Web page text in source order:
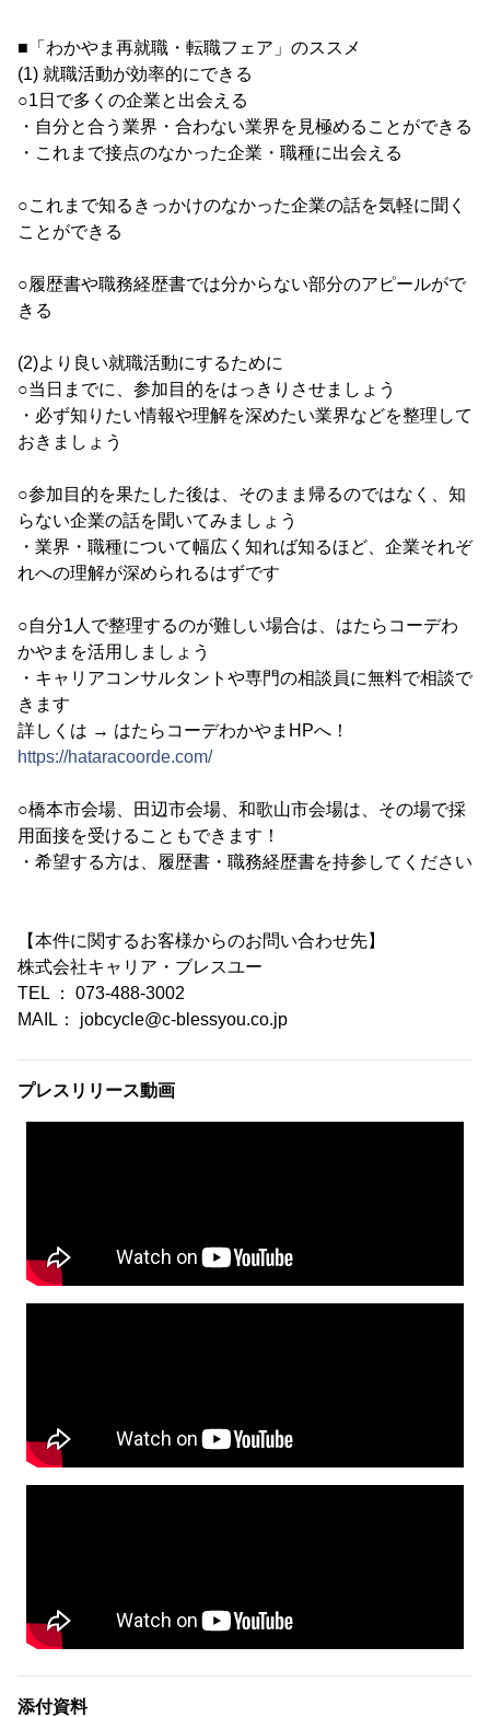
■「わかやま再就職・転職フェア」のススメ
(1) 就職活動が効率的にできる
○1日で多くの企業と出会える
・自分と合う業界・合わない業界を見極めることができる
・これまで接点のなかった企業・職種に出会える
○これまで知るきっかけのなかった企業の話を気軽に聞く
ことができる
○履歴書や職務経歴書では分からない部分のアピールがで
きる
(2)より良い就職活動にするために
○当日までに、参加目的をはっきりさせましょう
・必ず知りたい情報や理解を深めたい業界などを整理して
おきましょう
○参加目的を果たした後は、そのまま帰るのではなく、知
らない企業の話を聞いてみましょう
・業界・職種について幅広く知れば知るほど、企業それぞ
れへの理解が深められるはずです
○自分1人で整理するのが難しい場合は、はたらコーデわ
かやまを活用しましょう
・キャリアコンサルタントや専門の相談員に無料で相談で
きます
詳しくは → はたらコーデわかやまHPへ！
https://hataracoorde.com/
○橋本市会場、田辺市会場、和歌山市会場は、その場で採
用面接を受けることもできます！
・希望する方は、履歴書・職務経歴書を持参してください
【本件に関するお客様からのお問い合わせ先】
株式会社キャリア・ブレスユー
TEL ： 073-488-3002
MAIL： jobcycle@c-blessyou.co.jp
プレスリリース動画
添付資料